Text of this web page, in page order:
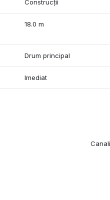
Construcții
18.0 m
Drum principal
Imediat